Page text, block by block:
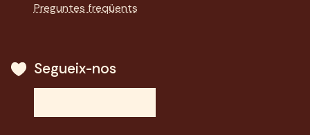
Preguntes freqüents
Segueix-nos